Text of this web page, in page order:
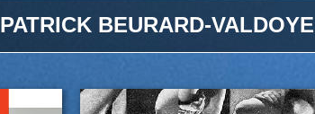
PATRICK BEURARD-VALDOYE